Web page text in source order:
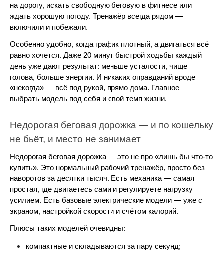
на дорогу, искать свободную беговую в фитнесе или
ждать хорошую погоду. Тренажёр всегда рядом —
включили и побежали.
Особенно удобно, когда график плотный, а двигаться всё
равно хочется. Даже 20 минут быстрой ходьбы каждый
день уже дают результат: меньше усталости, чище
голова, больше энергии. И никаких оправданий вроде
«некогда» — всё под рукой, прямо дома. Главное —
выбрать модель под себя и свой темп жизни.
Недорогая беговая дорожка — и по кошельку
не бьёт, и место не занимает
Недорогая беговая дорожка — это не про «лишь бы что-то
купить». Это нормальный рабочий тренажёр, просто без
наворотов за десятки тысяч. Есть механика — самая
простая, где двигаетесь сами и регулируете нагрузку
усилием. Есть базовые электрические модели — уже с
экраном, настройкой скорости и счётом калорий.
Плюсы таких моделей очевидны:
компактные и складываются за пару секунд;